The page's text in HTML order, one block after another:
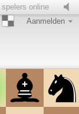
spelers online
Aanmelden